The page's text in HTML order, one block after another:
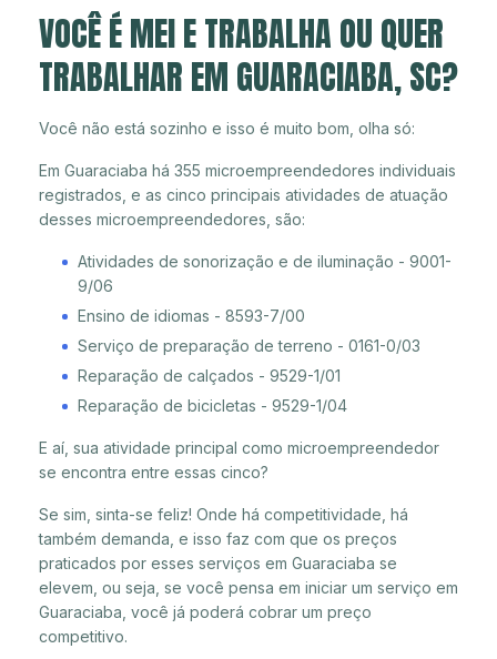
VOCÊ É MEI E TRABALHA OU QUER
TRABALHAR EM GUARACIABA, SC?
Você não está sozinho e isso é muito bom, olha só:
Em Guaraciaba há 355 microempreendedores individuais
registrados, e as cinco principais atividades de atuação
desses microempreendedores, são:
Atividades de sonorização e de iluminação - 9001-
9/06
Ensino de idiomas - 8593-7/00
Serviço de preparação de terreno - 0161-0/03
Reparação de calçados - 9529-1/01
Reparação de bicicletas - 9529-1/04
E aí, sua atividade principal como microempreendedor
se encontra entre essas cinco?
Se sim, sinta-se feliz! Onde há competitividade, há
também demanda, e isso faz com que os preços
praticados por esses serviços em Guaraciaba se
elevem, ou seja, se você pensa em iniciar um serviço em
Guaraciaba, você já poderá cobrar um preço
competitivo.